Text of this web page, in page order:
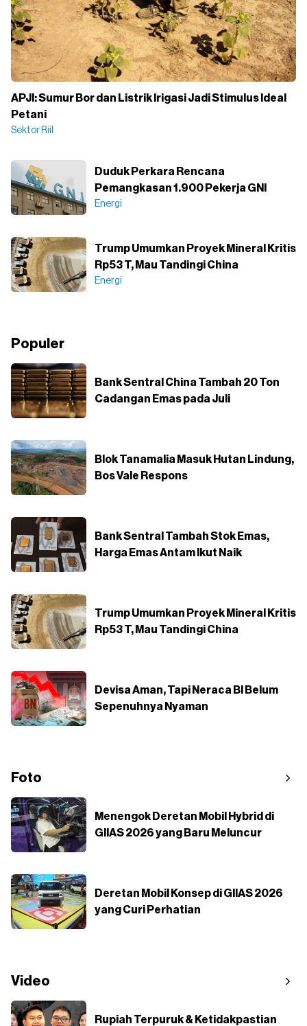
APJI: Sumur Bor dan Listrik Irigasi Jadi Stimulus Ideal
Petani
Sektor Riil
Duduk Perkara Rencana
Pemangkasan 1.900 Pekerja GNI
Energi
Trump Umumkan Proyek Mineral Kritis
Rp53 T, Mau Tandingi China
Energi
Populer
Bank Sentral China Tambah 20 Ton
Cadangan Emas pada Juli
Blok Tanamalia Masuk Hutan Lindung,
Bos Vale Respons
Bank Sentral Tambah Stok Emas,
Harga Emas Antam Ikut Naik
Trump Umumkan Proyek Mineral Kritis
Rp53 T, Mau Tandingi China
Devisa Aman, Tapi Neraca BI Belum
Sepenuhnya Nyaman
Foto
Menengok Deretan Mobil Hybrid di
GIIAS 2026 yang Baru Meluncur
Deretan Mobil Konsep di GIIAS 2026
yang Curi Perhatian
Video
Rupiah Terpuruk & Ketidakpastian